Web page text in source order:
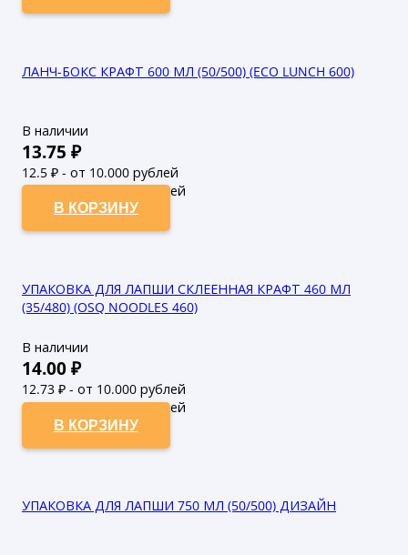
ЛАНЧ-БОКС КРАФТ 600 МЛ (50/500) (ECO LUNCH 600)
В наличии
13.75 ₽
12.5 ₽ - от 10.000 рублей
11.36₽ - от 50.000 рублей
В КОРЗИНУ
УПАКОВКА ДЛЯ ЛАПШИ СКЛЕЕННАЯ КРАФТ 460 МЛ
(35/480) (OSQ NOODLES 460)
В наличии
14.00₽
12.73 ₽ - от 10.000 рублей
11.57₽ - от 50.000 рублей
В КОРЗИНУ
УПАКОВКА ДЛЯ ЛАПШИ 750 МЛ (50/500) ДИЗАЙН